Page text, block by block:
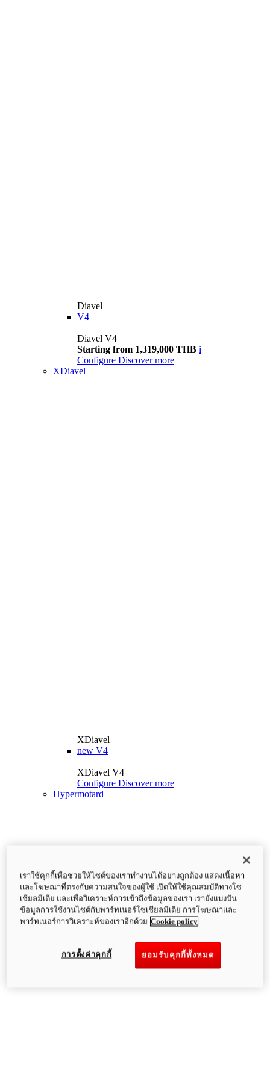
Diavel
V4
Diavel V4
Starting from 1,319,000 THB i
Configure Discover more
XDiavel
XDiavel
new V4
XDiavel V4
Configure Discover more
Hypermotard
เราใช้คุกกี้เพื่อช่วยให้ไซต์ของเราทำงานได้อย่างถูกต้อง แสดงเนื้อหา
และโฆษณาที่ตรงกับความสนใจของผู้ใช้ เปิดให้ใช้คุณสมบัติทางโซ
เชียลมีเดีย และเพื่อวิเคราะห์การเข้าถึงข้อมูลของเรา เรายังแบ่งปัน
ข้อมูลการใช้งานไซต์กับพาร์ทเนอร์โซเชียลมีเดีย การโฆษณาและ
พาร์ทเนอร์การวิเคราะห์ของเราอีกด้วย Cookie policy
ยอมรับคุกกี้ทั้งหมด
การตั้งค่าคุกกี้